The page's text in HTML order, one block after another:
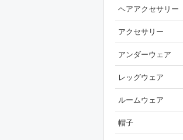
ヘアアクセサリー
アクセサリー
アンダーウェア
レッグウェア
ルームウェア
帽子